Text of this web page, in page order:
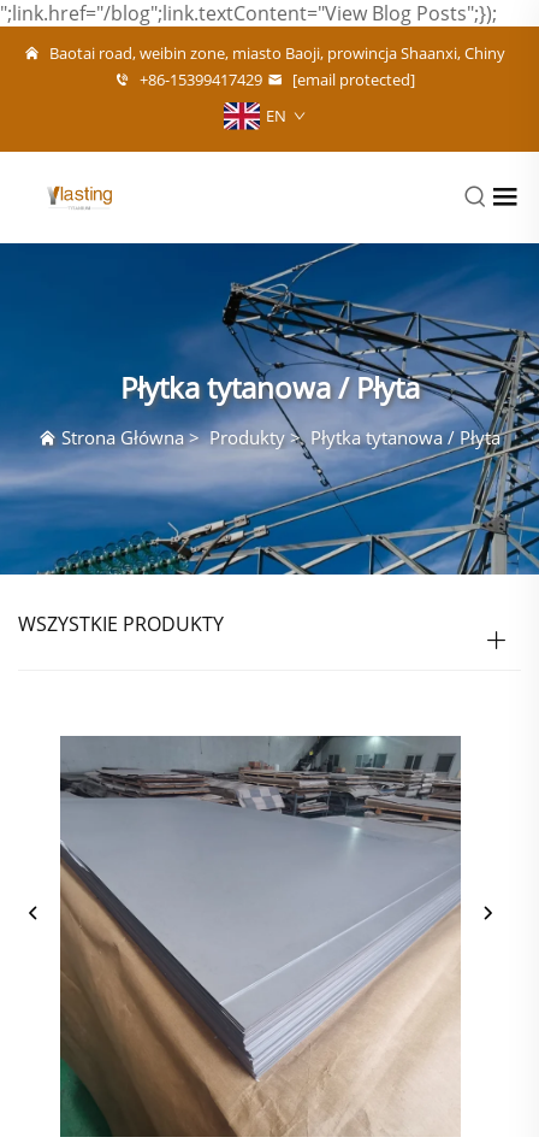
";link.href="/blog";link.textContent="View Blog Posts";});
Baotai road, weibin zone, miasto Baoji, prowincja Shaanxi, Chiny
+86-15399417429
[email protected]
EN
Płytka tytanowa / Płyta
Strona Główna>Produkty > Płytka tytanowa / Płyta
WSZYSTKIE PRODUKTY